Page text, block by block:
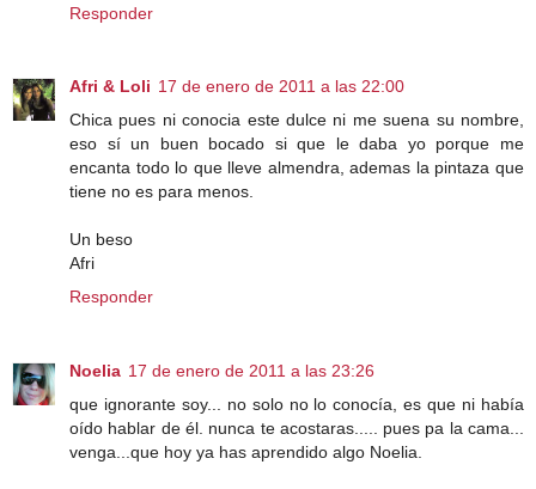
Responder
Afri & Loli 17 de enero de 2011 a las 22:00
Chica pues ni conocia este dulce ni me suena su nombre,
eso sí un buen bocado si que le daba yo porque me
encanta todo lo que lleve almendra, ademas la pintaza que
tiene no es para menos.
Un beso
Afri
Responder
Noelia 17 de enero de 2011 a las 23:26
que ignorante soy... no solo no lo conocía, es que ni había
oído hablar de él. nunca te acostaras..... pues pa la cama...
venga...que hoy ya has aprendido algo Noelia.